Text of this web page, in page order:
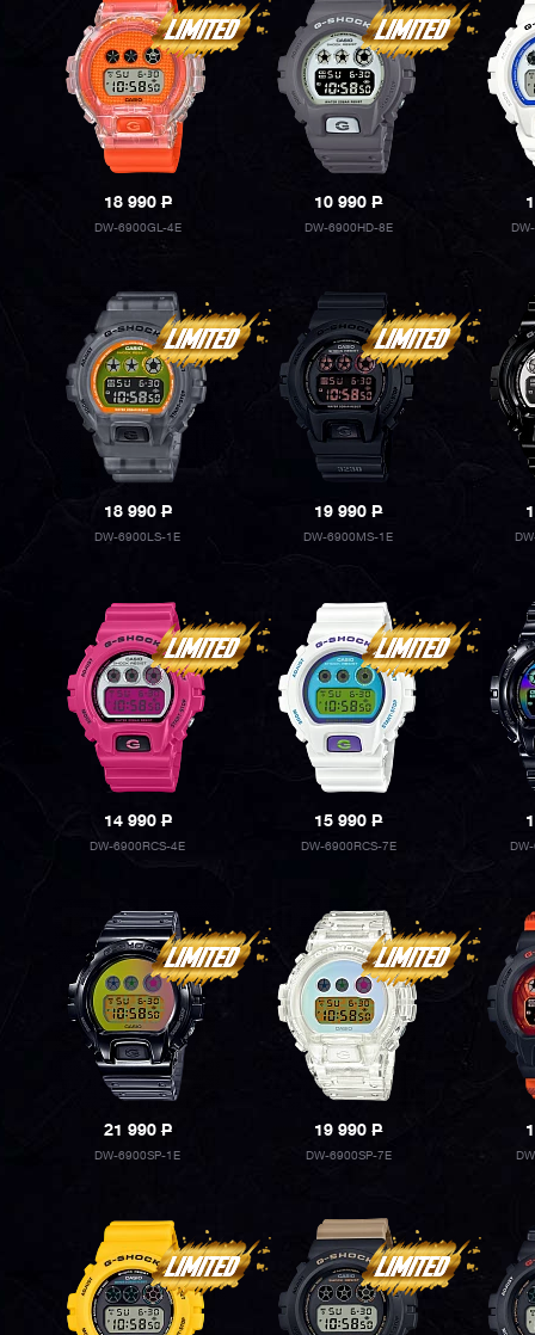
18 990P
DW-6900GL-4E
10 990P
DW-6900HD-8E
18 990P
DW-6900LS-1E
19 990P
DW-6900MS-1E
14 990P
DW-6900RCS-4E
15 990P
DW-6900RCS-7E
21 990P
DW-6900SP-1E
19 990P
DW-6900SP-7E